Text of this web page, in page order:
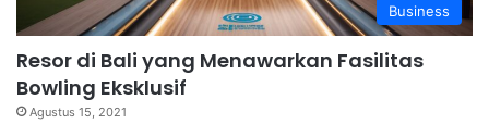
Business
Resor di Bali yang Menawarkan Fasilitas
Bowling Eksklusif
Agustus 15, 2021